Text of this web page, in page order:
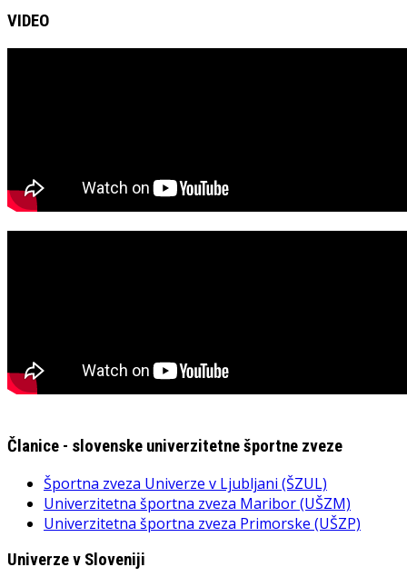
VIDEO
Članice - slovenske univerzitetne športne zveze
Športna zveza Univerze v Ljubljani (ŠZUL)
Univerzitetna športna zveza Maribor (UŠZM)
Univerzitetna športna zveza Primorske (UŠZP)
Univerze v Sloveniji